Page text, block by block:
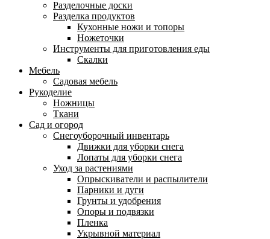
Разделочные доски
Разделка продуктов
Кухонные ножи и топоры
Ножеточки
Инструменты для приготовления еды
Скалки
Мебель
Садовая мебель
Рукоделие
Ножницы
Ткани
Сад и огород
Снегоуборочный инвентарь
Движки для уборки снега
Лопаты для уборки снега
Уход за растениями
Опрыскиватели и распылители
Парники и дуги
Грунты и удобрения
Опоры и подвязки
Пленка
Укрывной материал